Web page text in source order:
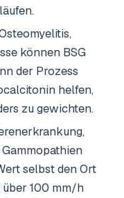
können BSG
der Prozess
helfen,
zu gewichten.
selbst den Ort
über 100 mm/h